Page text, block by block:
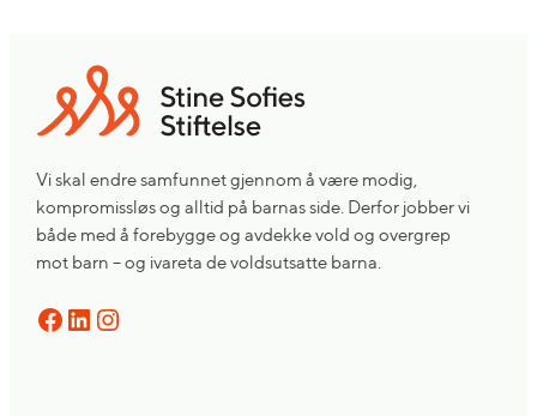
om
vold
mot
barn
Vi skal endre samfunnet gjennom å være modig,
kompromissløs og alltid på barnas side. Derfor jobber vi
både med å forebygge og avdekke vold og overgrep
mot barn – og ivareta de voldsutsatte barna.
Facebook LinkedIn Instagram